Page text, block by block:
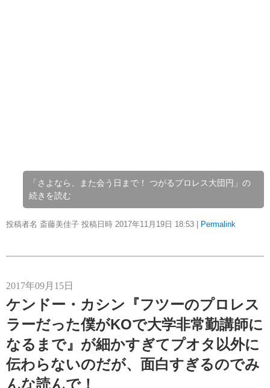
「さよなら、また会う日まで！ つがるプロレス大団円」の
続きを読む
投稿者名 斎藤美佳子 投稿日時 2017年11月19日 18:53 Permalink
2017年09月15日
ケンドー・カシン『フツーのプロレス
ラーだった僕がKOで大学非常勤講師に
なるまで』が細かすぎてプオタ以外に
伝わらないのだが、面白すぎるのでみ
んな読んで！